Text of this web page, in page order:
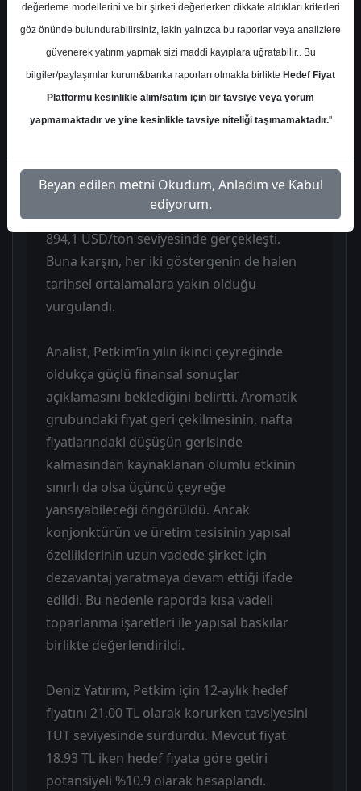
Petkim Petrokimya için genel görüş nötr
kalırken, analist haftalık bazda etilen-nafta
makasındaki toparlanmayı kısmen olumlu
değerlendirdi. Etilen-nafta makası 3
Temmuz 2026 itibarıyla 105,8 USD/ton
sert düşüşün ardından yeniden artış
göstermesi dikkat çekti. Platts Petrokimya
Endeksi de haftalık bazda %0,6 artarak
894,1 USD/ton seviyesinde gerçekleşti.
Buna karşın, her iki göstergenin de halen
tarihsel ortalamalara yakın olduğu
vurgulandı.
Analist, Petkim’in yılın ikinci çeyreğinde
oldukça güçlü finansal sonuçlar
açıklamasını beklediğini belirtti. Aromatik
grubundaki fiyat geri çekilmesinin, nafta
fiyatlarındaki düşüşün gerisinde
kalmasından kaynaklanan olumlu etkinin
sınırlı da olsa üçüncü çeyreğe
yansıyabileceği öngörüldü. Ancak
konjonktürün ve üretim tesisinin yapısal
özelliklerinin uzun vadede şirket için
dezavantaj yaratmaya devam ettiği ifade
edildi. Bu nedenle raporda kısa vadeli
toparlanma işaretleri ile yapısal baskılar
birlikte değerlendirildi.
Deniz Yatırım, Petkim için 12-aylık hedef
fiyatını 21,00 TL olarak korurken tavsiyesini
TUT seviyesinde sürdürdü. Mevcut fiyat
18.93 TL iken hedef fiyata göre getiri
potansiyeli %10.9 olarak hesaplandı.
değerleme modellerini ve bir şirketi değerlerken dikkate aldıkları kriterleri
göz önünde bulundurabilirsiniz, lakin yalnızca bu raporlar veya analizlere
güvenerek yatırım yapmak sizi maddi kayıplara uğratabilir.. Bu
bilgiler/paylaşımlar kurum&banka raporları olmakla birlikte Hedef Fiyat
Platformu kesinlikle alım/satım için bir tavsiye veya yorum
yapmamaktadır ve yine kesinlikle tavsiye niteliği taşımamaktadır."
Beyan edilen metni Okudum, Anladım ve Kabul
ediyorum.